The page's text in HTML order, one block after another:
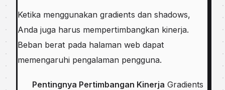
Ketika menggunakan gradients dan shadows,
Anda juga harus mempertimbangkan kinerja.
Beban berat pada halaman web dapat
memengaruhi pengalaman pengguna.
Pentingnya Pertimbangan Kinerja Gradients